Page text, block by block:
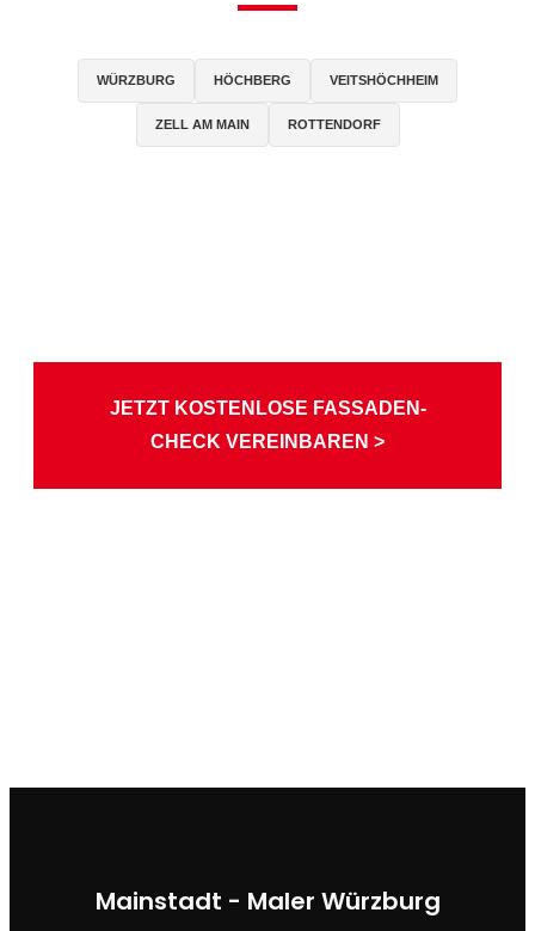
WÜRZBURG HÖCHBERG VEITSHÖCHHEIM
ZELL AM MAIN ROTTENDORF
JETZT KOSTENLOSE FASSADEN-
CHECK VEREINBAREN >
Mainstadt - Maler Würzburg